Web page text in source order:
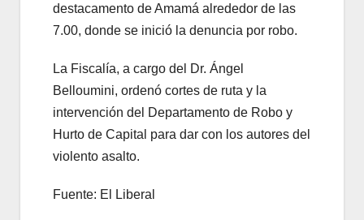
destacamento de Amamá alrededor de las
7.00, donde se inició la denuncia por robo.
La Fiscalía, a cargo del Dr. Ángel
Belloumini, ordenó cortes de ruta y la
intervención del Departamento de Robo y
Hurto de Capital para dar con los autores del
violento asalto.
Fuente: El Liberal